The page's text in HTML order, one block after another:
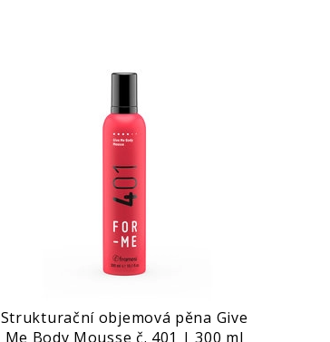
Strukturační objemová pěna Give
Me Body Mousse č. 401 | 300 ml